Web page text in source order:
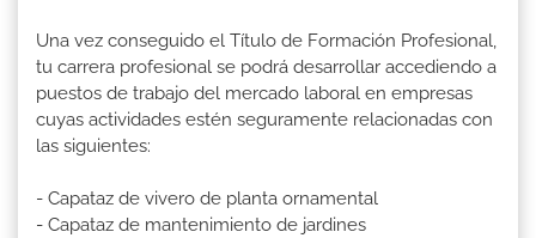
Una vez conseguido el Título de Formación Profesional,
tu carrera profesional se podrá desarrollar accediendo a
puestos de trabajo del mercado laboral en empresas
cuyas actividades estén seguramente relacionadas con
las siguientes:
- Capataz de vivero de planta ornamental
- Capataz de mantenimiento de jardines